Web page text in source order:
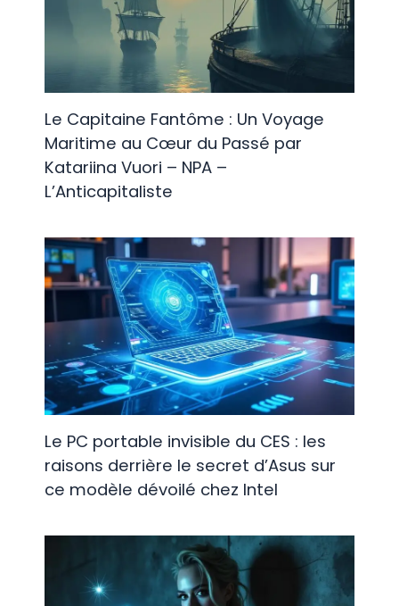
Le Capitaine Fantôme : Un Voyage
Maritime au Cœur du Passé par
Katariina Vuori – NPA –
L’Anticapitaliste
Le PC portable invisible du CES : les
raisons derrière le secret d’Asus sur
ce modèle dévoilé chez Intel